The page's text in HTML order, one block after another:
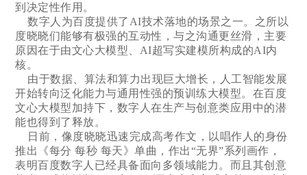
到决定性作用。
数字人为百度提供了AI技术落地的场景之一。之所以
度晓晓们能够有极强的互动性，与之沟通更丝滑，主要
原因在于由文心大模型、AI超写实建模所构成的AI内
核。
由于数据、算法和算力出现巨大增长，人工智能发展
开始转向泛化能力与通用性强的预训练大模型。在百度
文心大模型加持下，数字人在生产与创意类应用中的潜
能也得到了释放。
日前，像度晓晓迅速完成高考作文，以唱作人的身份
推出《每分 每秒 每天》单曲，作出“无界”系列画作，
表明百度数字人已经具备面向多领域能力。而且其创意